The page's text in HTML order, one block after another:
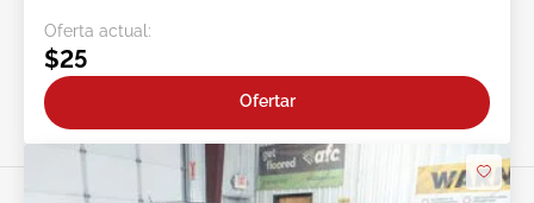
Oferta actual:
$25
Ofertar